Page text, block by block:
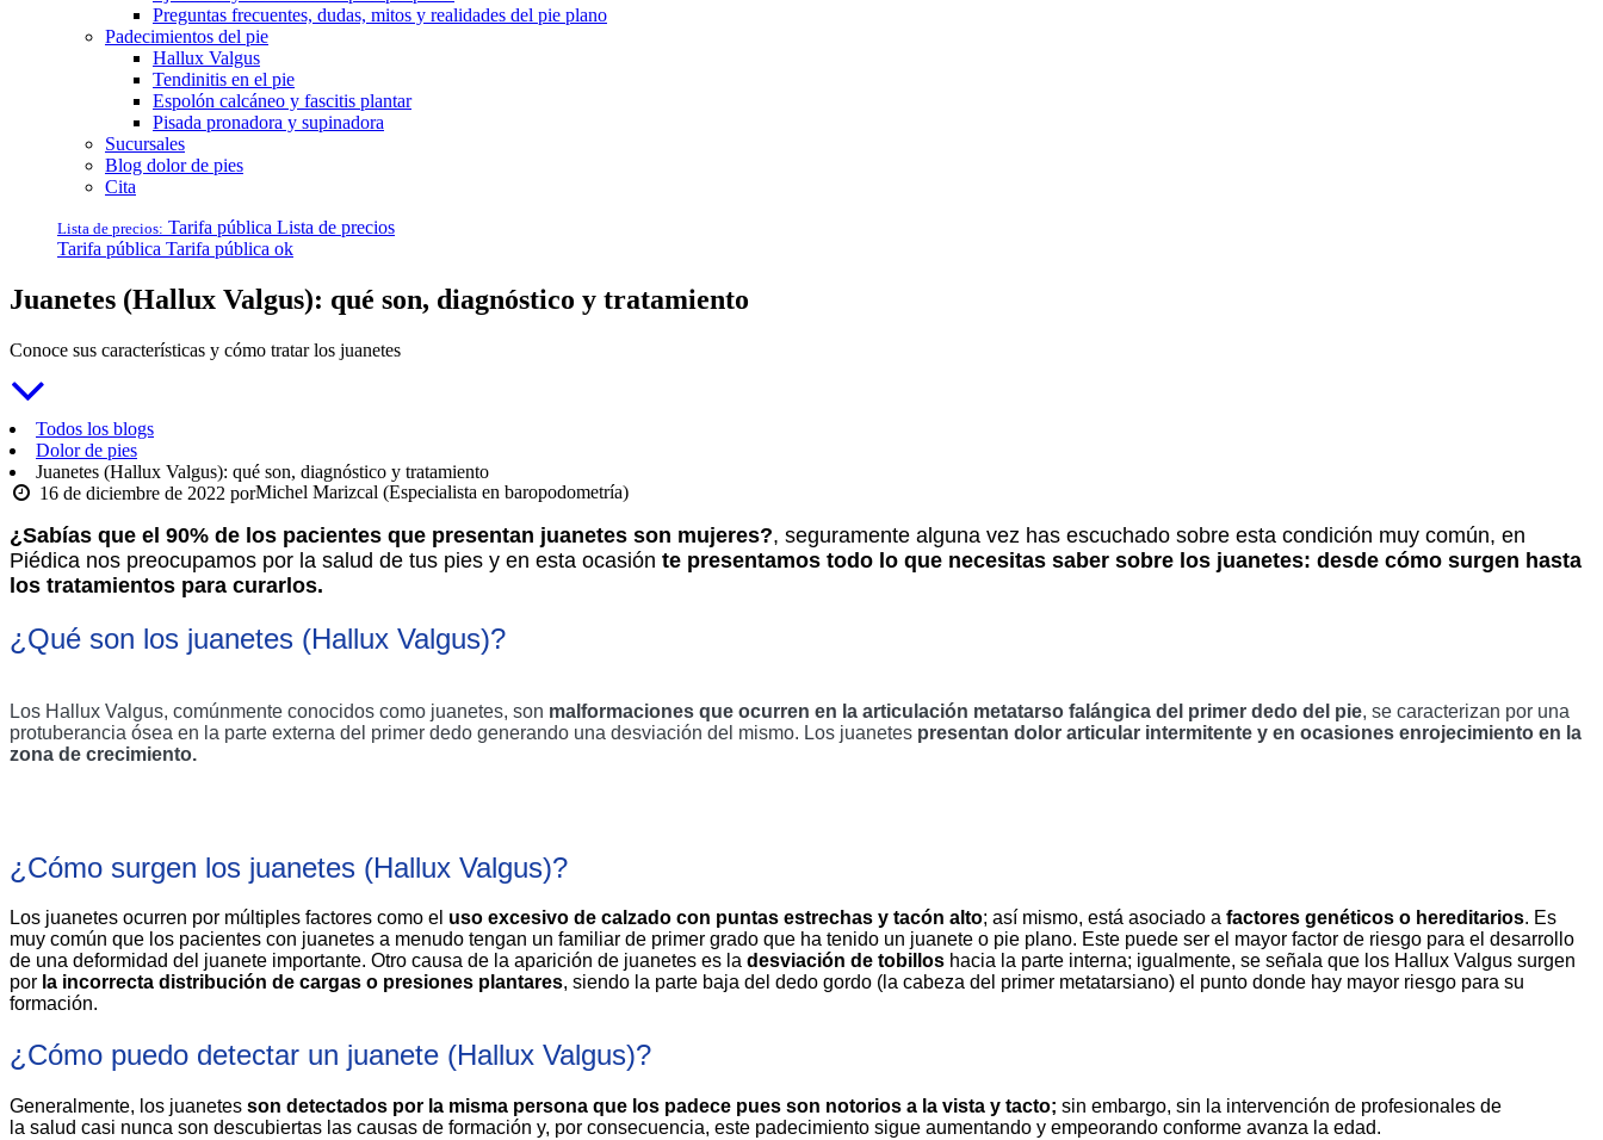
Preguntas frecuentes, dudas, mitos y realidades del pie plano
Padecimientos del pie
Hallux Valgus
Tendinitis en el pie
Espolón calcáneo y fascitis plantar
Pisada pronadora y supinadora
Sucursales
Blog dolor de pies
Cita
Lista de precios: Tarifa pública Lista de precios
Tarifa pública Tarifa pública ok
Juanetes (Hallux Valgus): qué son, diagnóstico y tratamiento
Conoce sus características y cómo tratar los juanetes
Todos los blogs
Dolor de pies
Juanetes (Hallux Valgus): qué son, diagnóstico y tratamiento
16 de diciembre de 2022 porMichel Marizcal (Especialista en baropodometría)
¿Sabías que el 90% de los pacientes que presentan juanetes son mujeres?, seguramente alguna vez has escuchado sobre esta condición muy común, en
Piédica nos preocupamos por la salud de tus pies y en esta ocasión te presentamos todo lo que necesitas saber sobre los juanetes: desde cómo surgen hasta
los tratamientos para curarlos.
¿Qué son los juanetes (Hallux Valgus)?
Los Hallux Valgus, comúnmente conocidos como juanetes, son malformaciones que ocurren en la articulación metatarso falángica del primer dedo del pie, se caracterizan por una
protuberancia ósea en la parte externa del primer dedo generando una desviación del mismo. Los juanetes presentan dolor articular intermitente y en ocasiones enrojecimiento en la
zona de crecimiento.
¿Cómo surgen los juanetes (Hallux Valgus)?
Los juanetes ocurren por múltiples factores como el uso excesivo de calzado con puntas estrechas y tacón alto; así mismo, está asociado a factores genéticos o hereditarios. Es
muy común que los pacientes con juanetes a menudo tengan un familiar de primer grado que ha tenido un juanete o pie plano. Este puede ser el mayor factor de riesgo para el desarrollo
de una deformidad del juanete importante. Otro causa de la aparición de juanetes es la desviación de tobillos hacia la parte interna; igualmente, se señala que los Hallux Valgus surgen
por la incorrecta distribución de cargas o presiones plantares, siendo la parte baja del dedo gordo (la cabeza del primer metatarsiano) el punto donde hay mayor riesgo para su
formación.
¿Cómo puedo detectar un juanete (Hallux Valgus)?
Generalmente, los juanetes son detectados por la misma persona que los padece pues son notorios a la vista y tacto; sin embargo, sin la intervención de profesionales de
la salud casi nunca son descubiertas las causas de formación y, por consecuencia, este padecimiento sigue aumentando y empeorando conforme avanza la edad.